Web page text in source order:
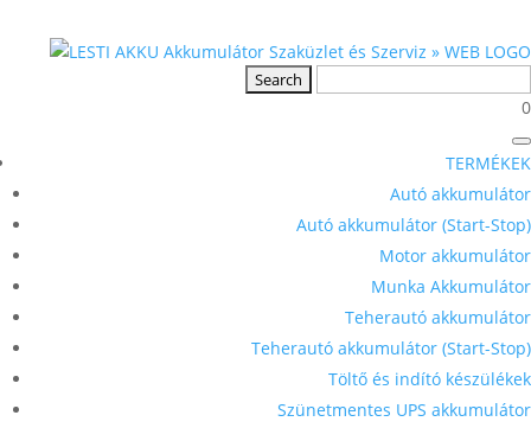
0
TERMÉKEK
Autó akkumulátor
Autó akkumulátor (Start-Stop)
Motor akkumulátor
Munka Akkumulátor
Teherautó akkumulátor
Teherautó akkumulátor (Start-Stop)
Töltő és indító készülékek
Szünetmentes UPS akkumulátor